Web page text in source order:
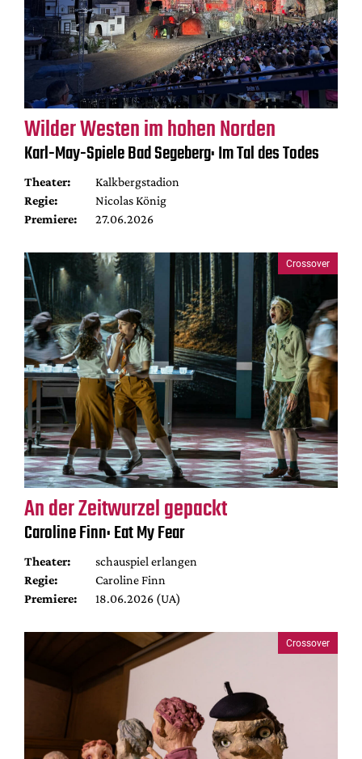
Wilder Westen im hohen Norden
Karl-May-Spiele Bad Segeberg: Im Tal des Todes
Theater:
Kalkbergstadion
Regie:
Nicolas König
Premiere:
27.06.2026
Crossover
An der Zeitwurzel gepackt
Caroline Finn: Eat My Fear
Theater:
schauspiel erlangen
Regie:
Caroline Finn
Premiere:
18.06.2026 (UA)
Crossover